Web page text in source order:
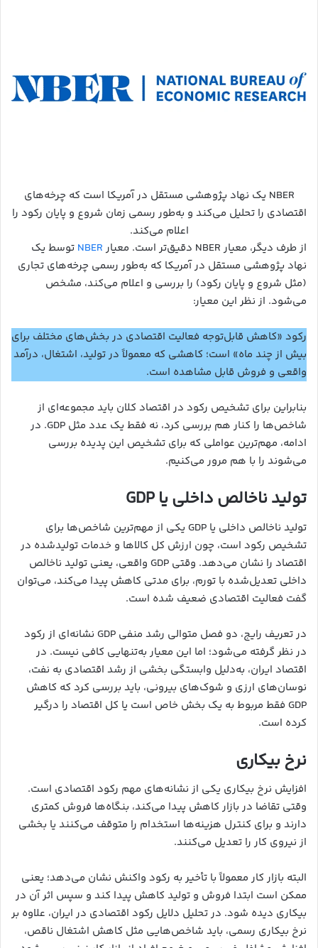
NBER یک نهاد پژوهشی مستقل در آمریکا است که چرخه‌های
اقتصادی را تحلیل می‌کند و به‌طور رسمی زمان شروع و پایان رکود را
اعلام می‌کند.
از طرف دیگر، معیار NBER دقیق‌تر است. معیار
NBER توسط یک
نهاد پژوهشی مستقل در آمریکا که به‌طور رسمی چرخه‌های تجاری
(مثل شروع و پایان رکود) را بررسی و اعلام می‌کند، مشخص
می‌شود. از نظر این معیار:
رکود «کاهش قابل‌توجه فعالیت اقتصادی در بخش‌های مختلف برای
بیش از چند ماه» است؛ کاهشی که معمولاً در تولید، اشتغال، درآمد
واقعی و فروش قابل مشاهده است.
بنابراین برای تشخیص رکود در اقتصاد کلان باید مجموعه‌ای از
شاخص‌ها را کنار هم بررسی کرد، نه فقط یک عدد مثل GDP. در
ادامه، مهم‌ترین عواملی که برای تشخیص این پدیده بررسی
می‌شوند را با هم مرور می‌کنیم.
تولید ناخالص داخلی یا GDP
تولید ناخالص داخلی یا GDP یکی از مهم‌ترین شاخص‌ها برای
تشخیص رکود است، چون ارزش کل کالاها و خدمات تولیدشده در
اقتصاد را نشان می‌دهد. وقتی GDP واقعی، یعنی تولید ناخالص
داخلی تعدیل‌شده با تورم، برای مدتی کاهش پیدا می‌کند، می‌توان
گفت فعالیت اقتصادی ضعیف شده است.
در تعریف رایج، دو فصل متوالی رشد منفی GDP نشانه‌ای از رکود
در نظر گرفته می‌شود؛ اما این معیار به‌تنهایی کافی نیست. در
اقتصاد ایران، به‌دلیل وابستگی بخشی از رشد اقتصادی به نفت،
نوسان‌های ارزی و شوک‌های بیرونی، باید بررسی کرد که کاهش
GDP فقط مربوط به یک بخش خاص است یا کل اقتصاد را درگیر
کرده است.
نرخ بیکاری
افزایش نرخ بیکاری یکی از نشانه‌های مهم رکود اقتصادی است.
وقتی تقاضا در بازار کاهش پیدا می‌کند، بنگاه‌ها فروش کمتری
دارند و برای کنترل هزینه‌ها استخدام را متوقف می‌کنند یا بخشی
از نیروی کار را تعدیل می‌کنند.
البته بازار کار معمولاً با تأخیر به رکود واکنش نشان می‌دهد؛ یعنی
ممکن است ابتدا فروش و تولید کاهش پیدا کند و سپس اثر آن در
بیکاری دیده شود. در تحلیل دلایل رکود اقتصادی در ایران، علاوه بر
نرخ بیکاری رسمی، باید شاخص‌هایی مثل کاهش اشتغال ناقص،